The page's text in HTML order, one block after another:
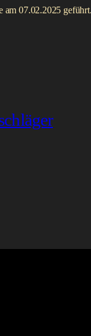
am 07.02.2025 geführt.